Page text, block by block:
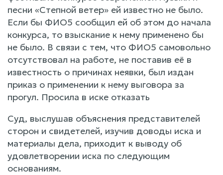
песни «Степной ветер» ей известно не было.
Если бы ФИО5 сообщил ей об этом до начала
конкурса, то взыскание к нему применено бы
не было. В связи с тем, что ФИО5 самовольно
отсутствовал на работе, не поставив её в
известность о причинах неявки, был издан
приказ о применении к нему выговора за
прогул. Просила в иске отказать
Суд, выслушав объяснения представителей
сторон и свидетелей, изучив доводы иска и
материалы дела, приходит к выводу об
удовлетворении иска по следующим
основаниям.